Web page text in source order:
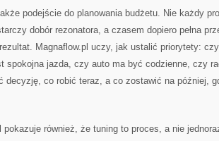
podejście do planowania budżetu. Nie każdy
dobór rezonatora, a czasem dopiero pełna
Magnaflow.pl uczy, jak ustalić priorytety:
spokojna jazda, czy auto ma być codzienne, czy
decyzję, co robić teraz, a co zostawić na później,
pokazuje również, że tuning to proces, a nie